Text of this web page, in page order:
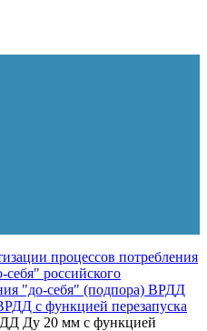
процессов потребления
российского
"до-себя" (подпора) ВРДД
с функцией перезапуска
Ду 20 мм с функцией